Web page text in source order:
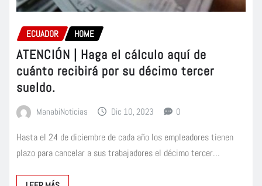
ECUADOR HOME
ATENCIÓN | Haga el cálculo aquí de
cuánto recibirá por su décimo tercer
sueldo.
ManabiNoticias Dic 10, 2023 0
Hasta el 24 de diciembre de cada año los empleadores tienen
plazo para cancelar a sus trabajadores el décimo tercer…